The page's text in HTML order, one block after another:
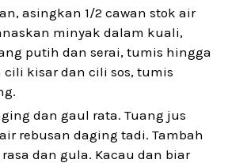
asingkan 1/2 cawan stok air
minyak dalam kuali,
putih dan serai, tumis hingga
cili kisar dan cili sos, tumis
dan gaul rata. Tuang jus
rebusan daging tadi. Tambah
dan gula. Kacau dan biar